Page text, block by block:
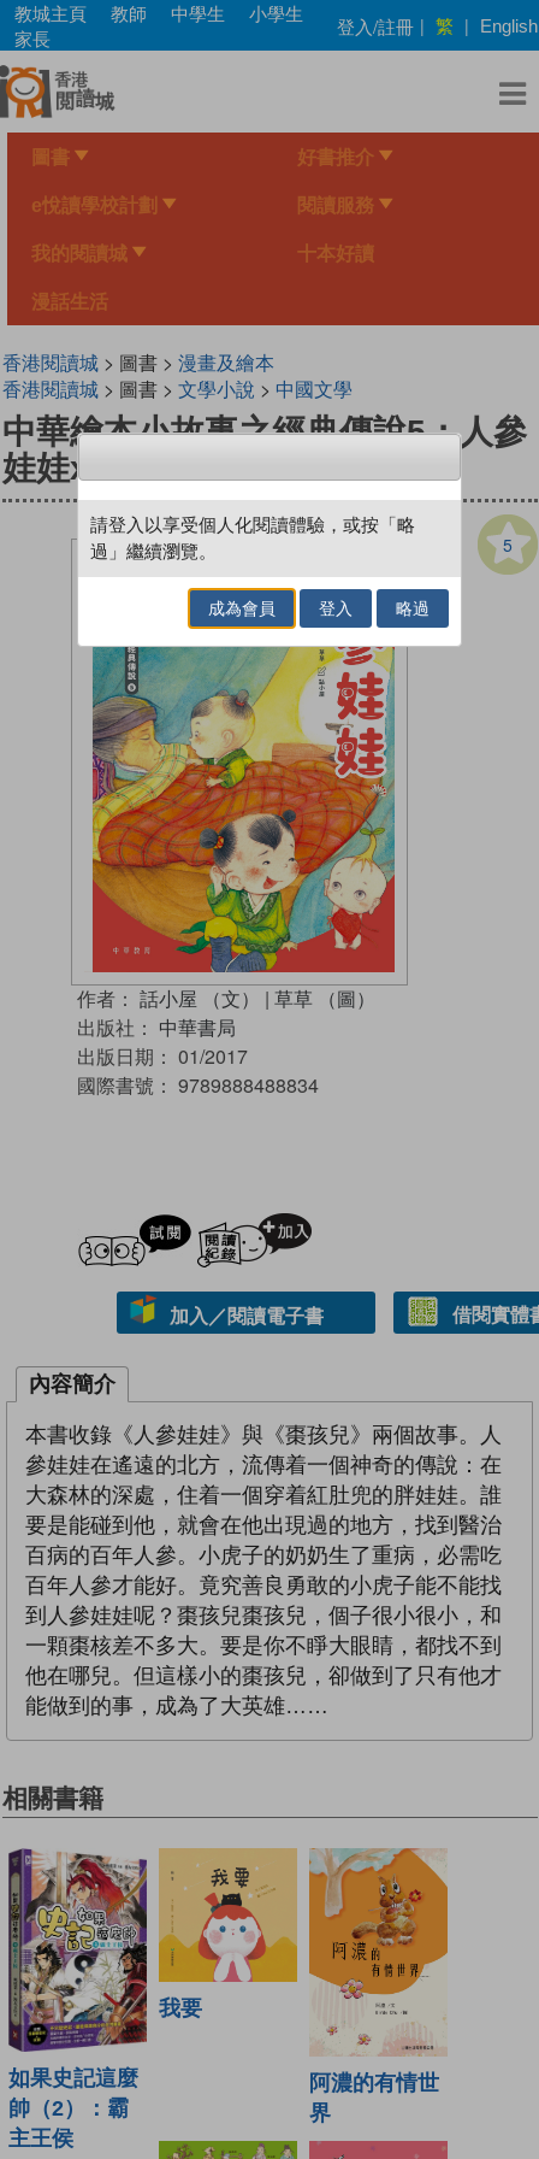
Skip
main
content
教城主頁 教師 中學生
小學生
家長
登入/註冊 | 繁 | English
圖書 好書推介
e悅讀學校計劃 閱讀服務
我的閱讀城 十本好讀
漫話生活
香港閱讀城> 圖書 > 漫畫及繪本
香港閱讀城> 圖書 > 文學小說 > 中國文學
中華繪本小故事之經典傳說5：人參
娃娃x棗孩兒
5
作者： 話小屋 （文） | 草草 （圖）
出版社： 中華書局
出版日期： 01/2017
國際書號： 9789888488834
試閲
加入／閱讀電子書 借閱實體
內容簡介
本書收錄《人參娃娃》與《棗孩兒》兩個故事。人
參娃娃在遙遠的北方，流傳着一個神奇的傳說：在
大森林的深處，住着一個穿着紅肚兜的胖娃娃。誰
要是能碰到他，就會在他出現過的地方，找到醫治
百病的百年人參。小虎子的奶奶生了重病，必需吃
百年人參才能好。竟究善良勇敢的小虎子能不能找
到人參娃娃呢？棗孩兒棗孩兒，個子很小很小，和
一顆棗核差不多大。要是你不睜大眼睛，都找不到
他在哪兒。但這樣小的棗孩兒，卻做到了只有他才
能做到的事，成為了大英雄……
相關書籍
如果史記這麼
帥（2）：霸
主王侯
我要
阿濃的有情世
界
請登入以享受個人化閱讀體驗，或按「略
過」繼續瀏覽。
成為會員 登入 略過